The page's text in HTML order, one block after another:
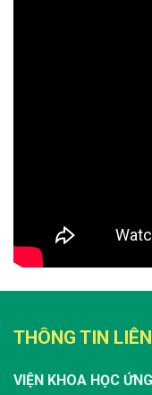
THÔNG TIN
VIỆN KHOA HỌC